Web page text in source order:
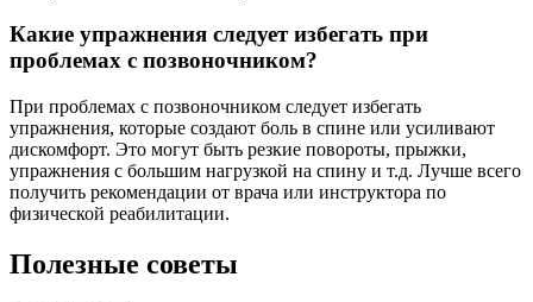
Какие упражнения следует избегать при
проблемах с позвоночником?
При проблемах с позвоночником следует избегать
упражнения, которые создают боль в спине или усиливают
дискомфорт. Это могут быть резкие повороты, прыжки,
упражнения с большим нагрузкой на спину и т.д. Лучше всего
получить рекомендации от врача или инструктора по
физической реабилитации.
Полезные советы